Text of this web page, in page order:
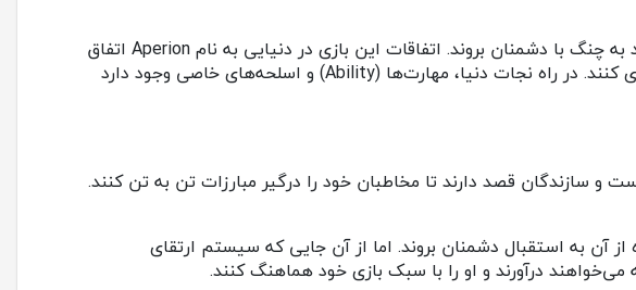
بازیکنان می‌توانند بازی Godfall را هم به صورت تکی و هم به صورت Co-Op تجربه کنند و با دوستان خود به چنگ با دشمنان بروند. اتفاقات این بازی در دنیایی به نام Aperion اتفاق
می‌افتد. این دنیا، در حال نابود شدن است و بازیکنان باید شرایط را به گونه‌ای درست و از نابودی جلوگیری کنند. در راه نجات دنیا، مهارت‌ها (Ability) و اسلحه‌های خاصی وجود دارد
و سازندگان قصد دارند تا مخاطبان خود را درگیر مبارزات تن به تن کنند.
آن به استقبال دشمنان بروند. اما از آن جایی که سیستم ارتقای